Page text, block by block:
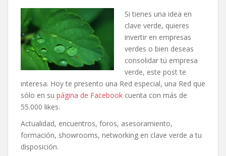
Si tienes una idea en
clave verde, quieres
invertir en empresas
verdes o bien deseas
consolidar tú empresa
verde, este post te
interesa. Hoy te presento una Red especial, una Red que
sólo en su página de Facebook cuenta con más de
55.000 likes.
Actualidad, encuentros, foros, asesoramiento,
formación, showrooms, networking en clave verde a tu
disposición.